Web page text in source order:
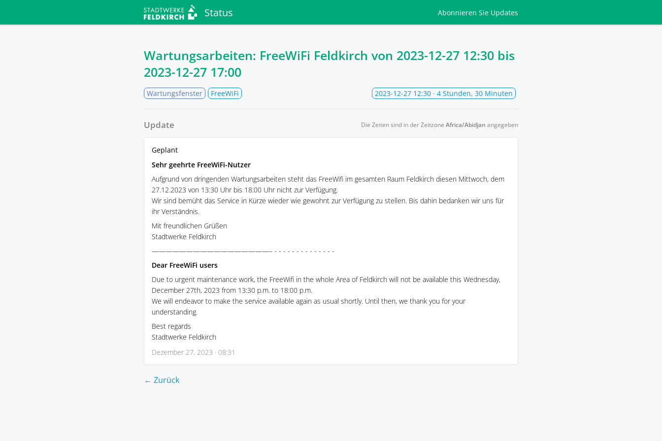
Status Abonnieren Sie Updates
Wartungsarbeiten: FreeWiFi Feldkirch von 2023-12-27 12:30 bis
2023-12-27 17:00
Wartungsfenster FreeWiFi 2023-12-27 12:30 · 4 Stunden, 30 Minuten
Update Die Zeiten sind in der Zeitzone Africa/Abidjan angegeben
Geplant
Sehr geehrte FreeWiFi-Nutzer
Aufgrund von dringenden Wartungsarbeiten steht das FreeWifi im gesamten Raum Feldkirch diesen Mittwoch, dem
27.12.2023 von 13:30 Uhr bis 18:00 Uhr nicht zur Verfügung.
Wir sind bemüht das Service in Kürze wieder wie gewohnt zur Verfügung zu stellen. Bis dahin bedanken wir uns für
ihr Verständnis.
Mit freundlichen Grüßen
Stadtwerke Feldkirch
—————————————————– - - - - - - - - - - - - - -
Dear FreeWiFi users
Due to urgent maintenance work, the FreeWifi in the whole Area of Feldkirch will not be available this Wednesday,
December 27th, 2023 from 13:30 p.m. to 18:00 p.m.
We will endeavor to make the service available again as usual shortly. Until then, we thank you for your
understanding.
Best regards
Stadtwerke Feldkirch
Dezember 27, 2023 · 08:31
← Zurück